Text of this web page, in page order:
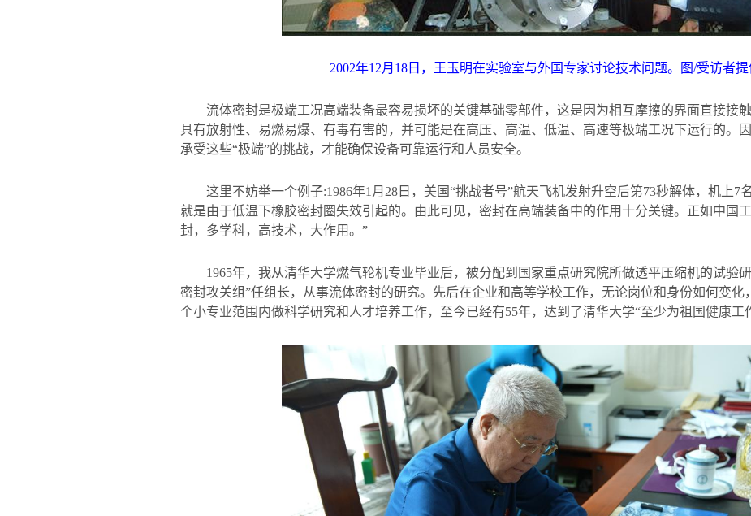
2002年12月 18 日，王玉明在实验室与外国专家讨论技术问题。图/受访者提
流体密封是极端工况高端装备最容易损坏的关键基础零部件，这是因为相互摩擦的界面直接接
具有放射性、易燃易爆、有毒有害的，并可能是在高压、高温、低温、高速等极端工况下运行的。
承受这些“极端”的挑战，才能确保设备可靠运行和人员安全。
这里不妨举一个例子:1986年1 月 28 日，美国“挑战者号”航天飞机发射升空后第73秒解体，机上7
就是由于低温下橡胶密封圈失效引起的。由此可见，密封在高端装备中的作用十分关键。正如中国
封，多学科，高技术，大作用。”
1965年，我从清华大学燃气轮机专业毕业后，被分配到国家重点研究院所做透平压缩机的试验研
密封攻关组”任组长，从事流体密封的研究。先后在企业和高等学校工作，无论岗位和身份如何变化
个小专业范围内做科学研究和人才培养工作，至今已经有55年，达到了清华大学“至少为祖国健康工